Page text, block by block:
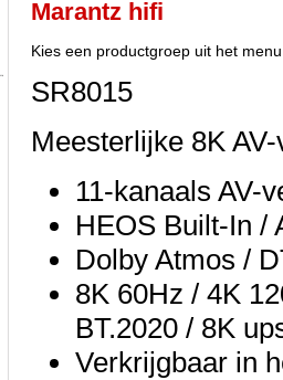
Marantz hifi
Kies een productgroep uit het
SR8015
Meesterlijke 8K
11-kanaals AV-
HEOS Built-In /
Dolby Atmos /
8K 60Hz / 4K
BT.2020 / 8K
Verkrijgbaar in